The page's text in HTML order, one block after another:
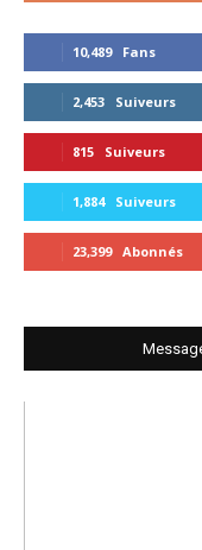
10,489 Fans
2,453 Suiveurs
815 Suiveurs
1,884 Suiveurs
23,399 Abonnés